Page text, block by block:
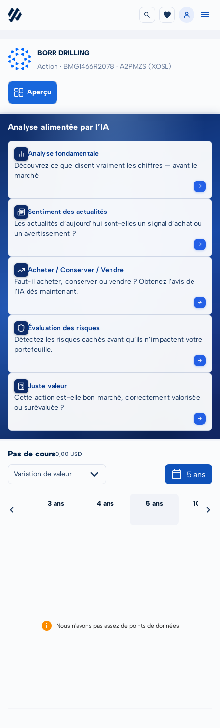
BORR DRILLING
Action · BMG1466R2078 · A2PMZS (XOSL)
Aperçu
Analyse alimentée par l’IA
Analyse fondamentale
Découvrez ce que disent vraiment les chiffres — avant le
marché
Sentiment des actualités
Les actualités d’aujourd’hui sont-elles un signal d’achat ou
un avertissement ?
Acheter / Conserver / Vendre
Faut-il acheter, conserver ou vendre ? Obtenez l’avis de
l’IA dès maintenant.
Évaluation des risques
Détectez les risques cachés avant qu’ils n’impactent votre
portefeuille.
Juste valeur
Cette action est-elle bon marché, correctement valorisée
ou surévaluée ?
Pas de cours0,00 USD
Variation de valeur 5 ans
3 ans
-
4 ans
-
5 ans
-
10 ans
Nous n'avons pas assez de points de données